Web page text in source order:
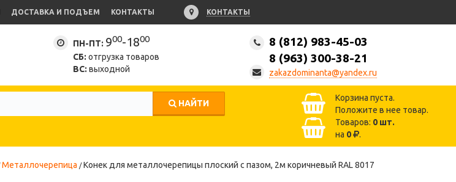
ДОСТАВКА И ПОДЪЕМ КОНТАКТЫ КОНТАКТЫ
ПН-ПТ: 900-1800
СБ: отгрузка товаров
ВС: выходной
8 (812) 983-45-03
8 (963) 300-38-21
zakazdominanta@yandex.ru
НАЙТИ
Корзина пуста.
Положите в нее товар.
Товаров: 0 шт.
на 0 .
Металлочерепица Конек для металлочерепицы плоский с пазом, 2м коричневый RAL 8017